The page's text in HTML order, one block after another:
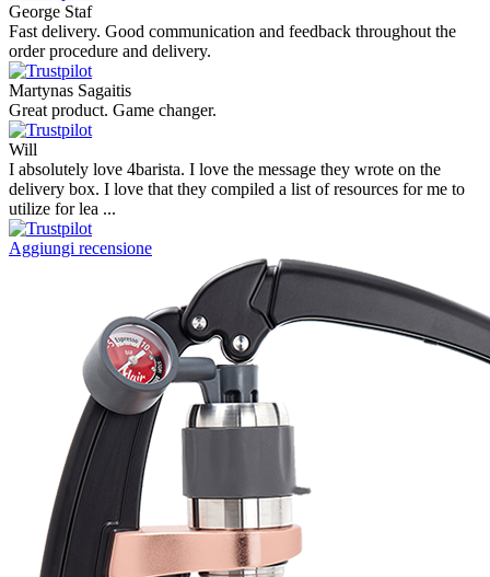
George Staf
Fast delivery. Good communication and feedback throughout the
order procedure and delivery.
Martynas Sagaitis
Great product. Game changer.
Will
I absolutely love 4barista. I love the message they wrote on the
delivery box. I love that they compiled a list of resources for me to
utilize for lea ...
Aggiungi recensione